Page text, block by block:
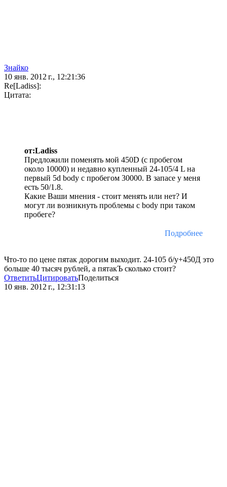
Знайко
10 янв. 2012 г., 12:21:36
Re[Ladiss]:
Цитата:
от:Ladiss
Предложили поменять мой 450D (с пробегом
около 10000) и недавно купленный 24-105/4 L на
первый 5d body с пробегом 30000. В запасе у меня
есть 50/1.8.
Какие Ваши мнения - стоит менять или нет? И
могут ли возникнуть проблемы с body при таком
пробеге?
Подробнее
Что-то по цене пятак дорогим выходит. 24-105 б/у+450Д это
больше 40 тысяч рублей, а пятакЪ сколько стоит?
ОтветитьЦитироватьПоделиться
10 янв. 2012 г., 12:31:13